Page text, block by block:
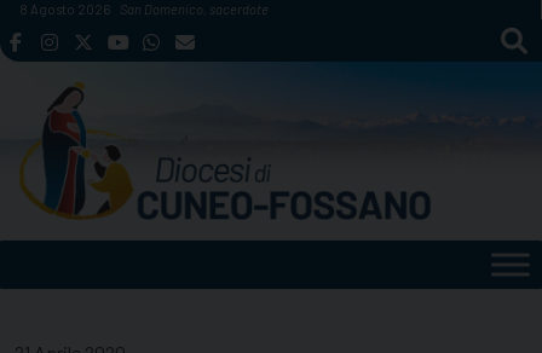
Skip
to
8 Agosto 2026 San Domenico, sacerdote